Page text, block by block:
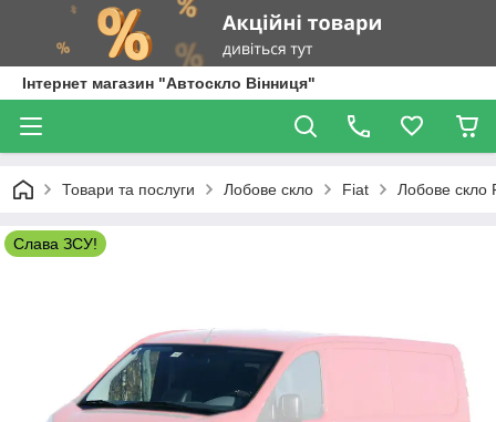
Інтернет магазин "Автоскло Вінниця"
Товари та послуги Лобове скло Fiat Лобове скло
Слава ЗСУ!